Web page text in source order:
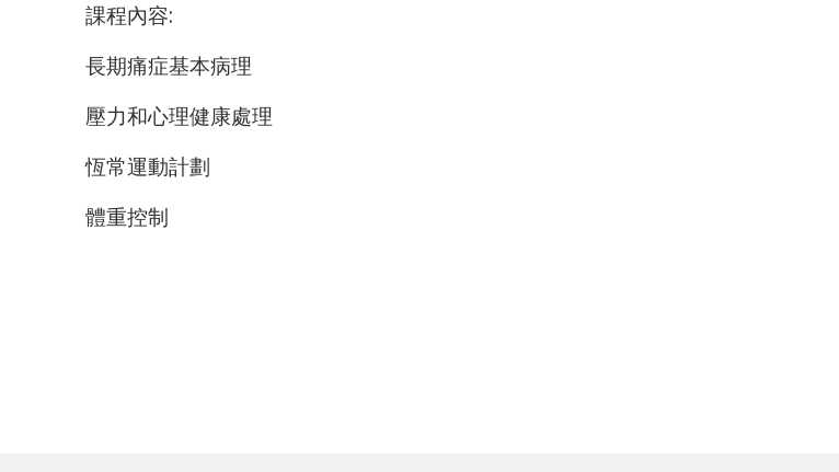
課程內容:
長期痛症基本病理
壓力和心理健康處理
恆常運動計劃
體重控制